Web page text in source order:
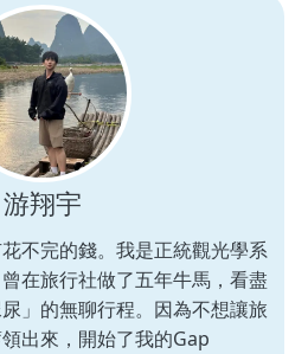
游翔宇
不完的錢。我是正統觀光學系
在旅行社做了五年牛馬，看盡
」的無聊行程。因為不想讓旅
出來，開始了我的Gap